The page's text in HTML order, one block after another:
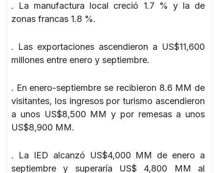
. La manufactura local creció 1.7 % y la de
zonas francas 1.8 %.
. Las exportaciones ascendieron a US$11,600
millones entre enero y septiembre.
. En enero-septiembre se recibieron 8.6 MM de
visitantes, los ingresos por turismo ascendieron
a unos US$8,500 MM y por remesas a unos
US$8,900 MM.
. La IED alcanzó US$4,000 MM de enero a
septiembre y superaría US$ 4,800 MM al